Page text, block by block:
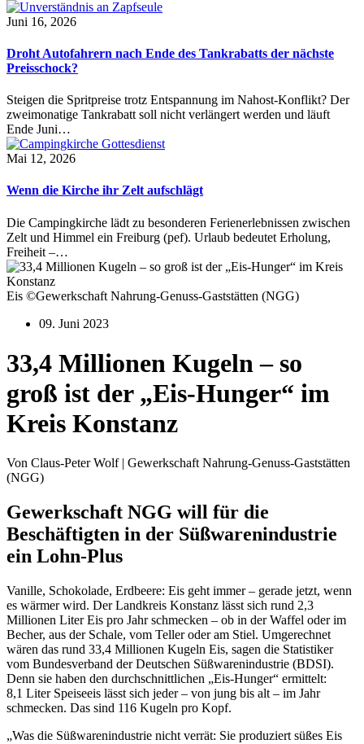
Juni 16, 2026
Droht Autofahrern nach Ende des Tankrabatts der nächste
Preisschock?
Steigen die Spritpreise trotz Entspannung im Nahost-Konflikt? Der
zweimonatige Tankrabatt soll nicht verlängert werden und läuft
Ende Juni…
Mai 12, 2026
Wenn die Kirche ihr Zelt aufschlägt
Die Campingkirche lädt zu besonderen Ferienerlebnissen zwischen
Zelt und Himmel ein Freiburg (pef). Urlaub bedeutet Erholung,
Freiheit –…
Eis ©Gewerkschaft Nahrung-Genuss-Gaststätten (NGG)
09. Juni 2023
33,4 Millionen Kugeln – so
groß ist der „Eis-Hunger“ im
Kreis Konstanz
Von Claus-Peter Wolf | Gewerkschaft Nahrung-Genuss-Gaststätten
(NGG)
Gewerkschaft NGG will für die
Beschäftigten in der Süßwarenindustrie
ein Lohn-Plus
Vanille, Schokolade, Erdbeere: Eis geht immer – gerade jetzt, wenn
es wärmer wird. Der Landkreis Konstanz lässt sich rund 2,3
Millionen Liter Eis pro Jahr schmecken – ob in der Waffel oder im
Becher, aus der Schale, vom Teller oder am Stiel. Umgerechnet
wären das rund 33,4 Millionen Kugeln Eis, sagen die Statistiker
vom Bundesverband der Deutschen Süßwarenindustrie (BDSI).
Denn sie haben den durchschnittlichen „Eis-Hunger“ ermittelt:
8,1 Liter Speiseeis lässt sich jeder – von jung bis alt – im Jahr
schmecken. Das sind 116 Kugeln pro Kopf.
„Was die Süßwarenindustrie nicht verrät: Sie produziert süßes Eis